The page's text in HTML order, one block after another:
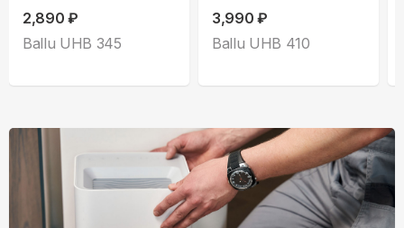
2,890 ₽
Ballu UHB 345
3,990 ₽
Ballu UHB 410